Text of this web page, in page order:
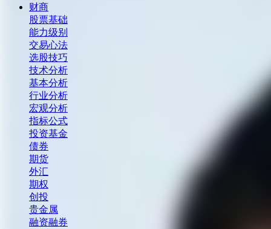
财商
股票基础
能力级别
交易心法
选股技巧
技术分析
基本分析
行业分析
宏观分析
指标公式
投资基金
债券
期货
外汇
期权
创投
贵金属
融资融券